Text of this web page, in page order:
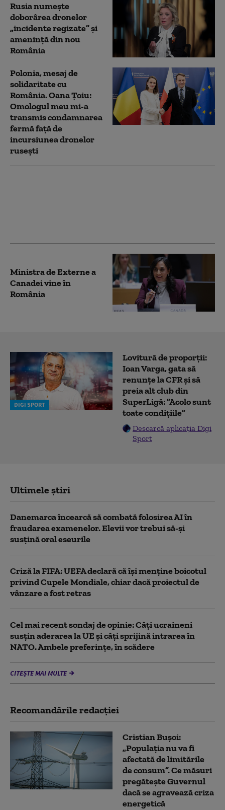
Rusia numește
doborârea dronelor
„incidente regizate” și
amenință din nou
România
Polonia, mesaj de
solidaritate cu
România. Oana Ţoiu:
Omologul meu mi-a
transmis condamnarea
fermă față de
incursiunea dronelor
rusești
Ministra de Externe a
Canadei vine în
România
DIGI SPORT
Lovitură de proporții:
Ioan Varga, gata să
renunțe la CFR și să
preia alt club din
SuperLigă: ”Acolo sunt
toate condițiile”
Descarcă aplicația Digi
Sport
Ultimele știri
Danemarca încearcă să combată folosirea AI în
fraudarea examenelor. Elevii vor trebui să-şi
susţină oral eseurile
Criză la FIFA: UEFA declară că îşi menţine boicotul
privind Cupele Mondiale, chiar dacă proiectul de
vânzare a fost retras
Cel mai recent sondaj de opinie: Câți ucraineni
susțin aderarea la UE și câți sprijină intrarea în
NATO. Ambele preferințe, în scădere
CITEȘTE MAI MULTE
Recomandările redacţiei
Cristian Bușoi:
„Populația nu va fi
afectată de limitările
de consum”. Ce măsuri
pregătește Guvernul
dacă se agravează criza
energetică